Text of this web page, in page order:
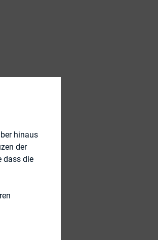
hinaus
der
dass die